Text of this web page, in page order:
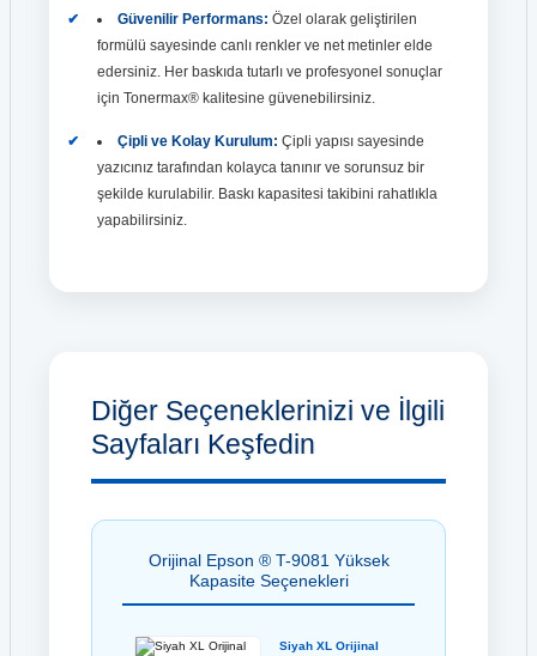
Güvenilir Performans: Özel olarak geliştirilen
formülü sayesinde canlı renkler ve net metinler elde
edersiniz. Her baskıda tutarlı ve profesyonel sonuçlar
için Tonermax® kalitesine güvenebilirsiniz.
Çipli ve Kolay Kurulum: Çipli yapısı sayesinde
yazıcınız tarafından kolayca tanınır ve sorunsuz bir
şekilde kurulabilir. Baskı kapasitesi takibini rahatlıkla
yapabilirsiniz.
Diğer Seçeneklerinizi ve İlgili
Sayfaları Keşfedin
Orijinal Epson ® T-9081 Yüksek
Kapasite Seçenekleri
Siyah XL Orijinal